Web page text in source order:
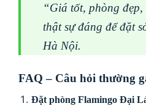
“Giá tốt, phòng
thật sự đáng để đặt
Hà Nội.
FAQ – Câu hỏi thường
Đặt phòng Flamingo Đại